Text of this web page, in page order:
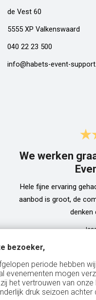
de Vest 60
5555 XP Valkenswaard
040 22 23 500
info@habets-event-
We werken
Hele fijne ervaring
aanbod is groot, de
denken
327 klanten waarderen ons
bezoeker,
periode hebben
evenementen mogen
het vertrouwen van
druk seizoen achter